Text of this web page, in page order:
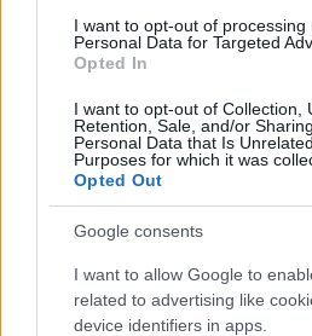
I want to opt-out of processing
Personal Data for Targeted
Opted In
I want to opt-out of Collection,
Retention, Sale, and/or
Personal Data that Is
Purposes for which it was
Opted Out
Google consents
I want to allow Google to
related to advertising like
device identifiers in apps.
Pink pirosító
Fotó: Szécsi István / Velvet